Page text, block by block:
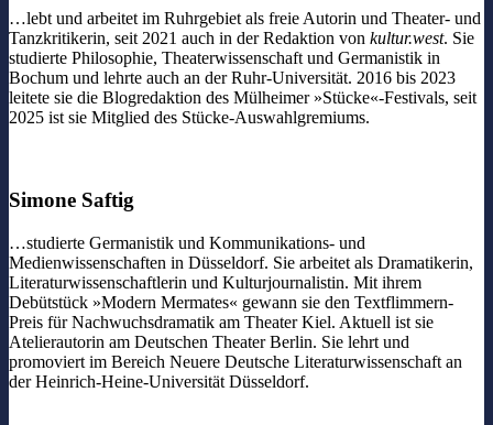
…lebt und arbeitet im Ruhrgebiet als freie Autorin und Theater- und
Tanzkritikerin, seit 2021 auch in der Redaktion von kultur.west. Sie
studierte Philosophie, Theaterwissenschaft und Germanistik in
Bochum und lehrte auch an der Ruhr-Universität. 2016 bis 2023
leitete sie die Blogredaktion des Mülheimer »Stücke«-Festivals, seit
2025 ist sie Mitglied des Stücke-Auswahlgremiums.
Simone Saftig
…studierte Germanistik und Kommunikations- und
Medienwissenschaften in Düsseldorf. Sie arbeitet als Dramatikerin,
Literaturwissenschaftlerin und Kulturjournalistin. Mit ihrem
Debütstück »Modern Mermates« gewann sie den Textflimmern-
Preis für Nachwuchsdramatik am Theater Kiel. Aktuell ist sie
Atelierautorin am Deutschen Theater Berlin. Sie lehrt und
promoviert im Bereich Neuere Deutsche Literaturwissenschaft an
der Heinrich-Heine-Universität Düsseldorf.